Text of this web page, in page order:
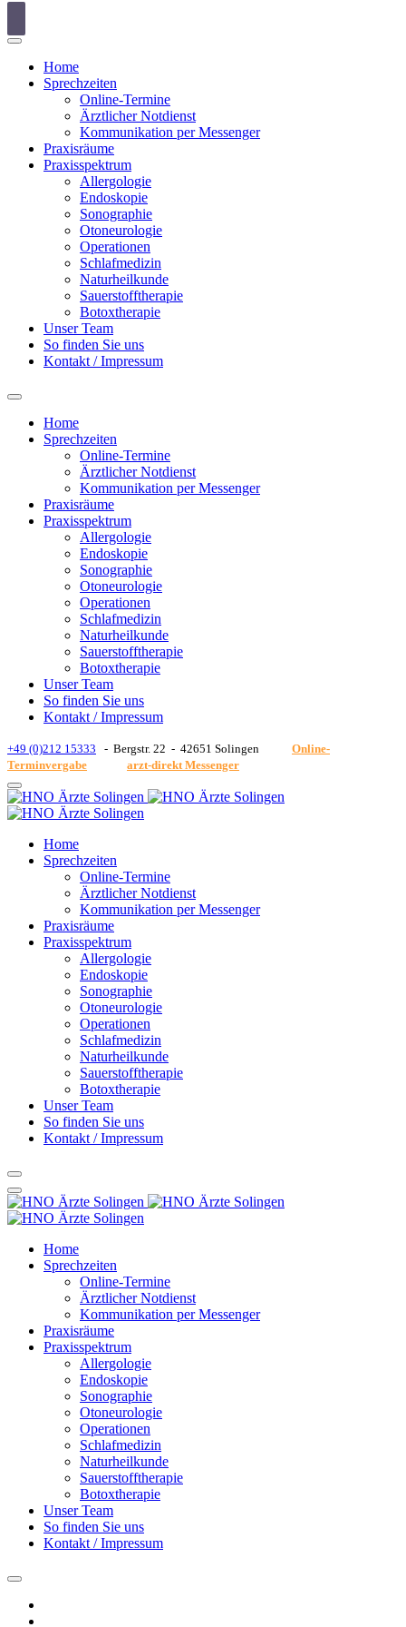
Home
Sprechzeiten
Online-Termine
Ärztlicher Notdienst
Kommunikation per Messenger
Praxisräume
Praxisspektrum
Allergologie
Endoskopie
Sonographie
Otoneurologie
Operationen
Schlafmedizin
Naturheilkunde
Sauerstofftherapie
Botoxtherapie
Unser Team
So finden Sie uns
Kontakt / Impressum
Home
Sprechzeiten
Online-Termine
Ärztlicher Notdienst
Kommunikation per Messenger
Praxisräume
Praxisspektrum
Allergologie
Endoskopie
Sonographie
Otoneurologie
Operationen
Schlafmedizin
Naturheilkunde
Sauerstofftherapie
Botoxtherapie
Unser Team
So finden Sie uns
Kontakt / Impressum
+49 (0)212 15333 - Bergstr. 22 - 42651 Solingen
Online-
Terminvergabe
arzt-direkt Messenger
Home
Sprechzeiten
Online-Termine
Ärztlicher Notdienst
Kommunikation per Messenger
Praxisräume
Praxisspektrum
Allergologie
Endoskopie
Sonographie
Otoneurologie
Operationen
Schlafmedizin
Naturheilkunde
Sauerstofftherapie
Botoxtherapie
Unser Team
So finden Sie uns
Kontakt / Impressum
Home
Sprechzeiten
Online-Termine
Ärztlicher Notdienst
Kommunikation per Messenger
Praxisräume
Praxisspektrum
Allergologie
Endoskopie
Sonographie
Otoneurologie
Operationen
Schlafmedizin
Naturheilkunde
Sauerstofftherapie
Botoxtherapie
Unser Team
So finden Sie uns
Kontakt / Impressum